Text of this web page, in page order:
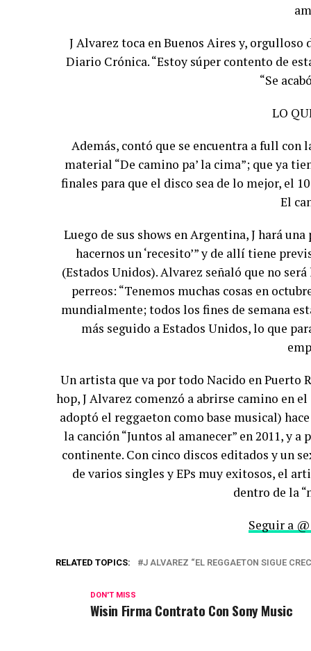
J Alvarez toca en Buenos Aires y,
Diario Crónica. “Estoy súper contento de
“Se
LO
Además, contó que se encuentra a full
material “De camino pa’ la cima”; que ya
finales para que el disco sea de lo mejor, el
El
Luego de sus shows en Argentina, J hará
hacernos un ‘recesito’” y de allí tiene
(Estados Unidos). Alvarez señaló que no
perreos: “Tenemos muchas cosas en
mundialmente; todos los fines de semana
más seguido a Estados Unidos, lo que
Un artista que va por todo Nacido en Puerto
hop, J Alvarez comenzó a abrirse camino en
adoptó el reggaeton como base musical)
la canción “Juntos al amanecer” en 2011, y
continente. Con cinco discos editados y un
de varios singles y EPs muy exitosos, el
dentro de la
Seguir a
RELATED TOPICS: J ALVAREZ “EL REGGAETON SIGUE
DON'T MISS
Wisin Firma Contrato Con Sony Music